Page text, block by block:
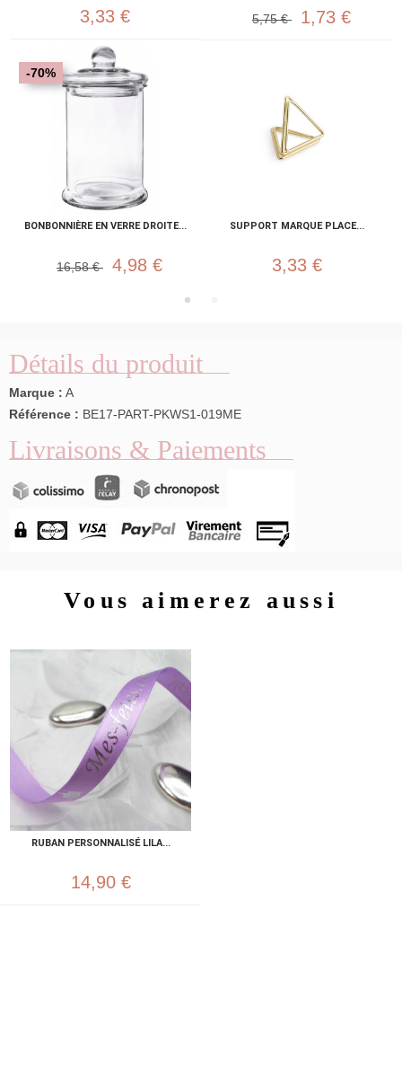
3,33 € 5,75 € 1,73 €
BONBONNIÈRE EN VERRE DROITE...
-70%
16,58 € 4,98 €
SUPPORT MARQUE PLACE...
3,33 €
Détails du produit
Marque : A
Référence : BE17-PART-PKWS1-019ME
Livraisons & Paiements
Vous aimerez aussi
RUBAN PERSONNALISÉ LILA...
14,90 €